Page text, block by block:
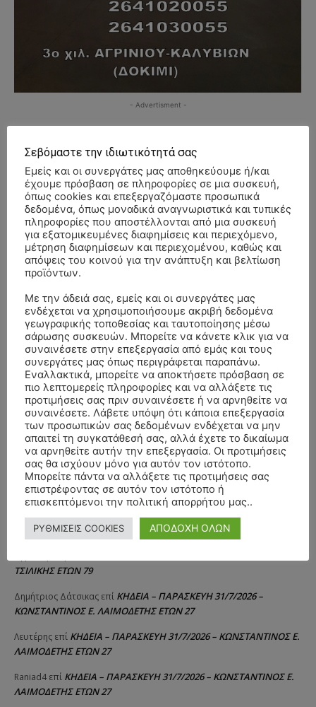
- Advertisment -
ΣΥΛΛΥΠΗΤΗΡΙΑ ΜΗΝΥΜΑΤΑ
Αλέξανδρος ΣέρβοςεπίΚΗΔΕΙΑ – ΣΑΒΒΑΤΟ 25/7/2026 –
ΧΑΡΑΛΑΜΠΟΣ ΚΑΥΚΙΑΣ ΕΤΩΝ 57
ΧΡΙΣΤΙΝΑεπίΚΗΔΕΙΑ – ΤΡΙΤΗ 4/8/2026 – ΧΡΗΣΤΟΣ Α. ΠΑΛΙΟΥΡΑΣ
ΕΤΩΝ 58
Θεόδωρος Νάκοςεπί ΚΗΔΕΙΑ – ΔΕΥΤΕΡΑ 3/8/2026 – ΔΗΜΗΤΡΙΟΣ Σ.
ΤΣΙΛΙΚΗΣ ΕΤΩΝ 79
ΠΑΝΑΓΙΩΤΗΣ IΩΑΚΕΙΜΙΔΗΣεπί ΚΗΔΕΙΑ – ΔΕΥΤΕΡΑ 3/8/2026 –
ΣΠΥΡΙΔΟΥΛΑ Γ. ΣΕΪΤΑΝΙΔΟΥ ΕΤΩΝ 91
ΤΣΙΛΙΚΗΣ ΕΤΩΝ 79
Δημήτριος Δάτσικας επί ΚΗΔΕΙΑ – ΠΑΡΑΣΚΕΥΗ 31/7/2026 –
ΚΩΝΣΤΑΝΤΙΝΟΣ Ε. ΛΑΙΜΟΔΕΤΗΣ ΕΤΩΝ 27
Λευτέρης επί ΚΗΔΕΙΑ – ΠΑΡΑΣΚΕΥΗ 31/7/2026 – ΚΩΝΣΤΑΝΤΙΝΟΣ Ε.
ΛΑΙΜΟΔΕΤΗΣ ΕΤΩΝ 27
Raniad4 επί ΚΗΔΕΙΑ – ΠΑΡΑΣΚΕΥΗ 31/7/2026 – ΚΩΝΣΤΑΝΤΙΝΟΣ Ε.
ΛΑΙΜΟΔΕΤΗΣ ΕΤΩΝ 27
Σεβόμαστε την ιδιωτικότητά σας
Εμείς και οι συνεργάτες μας αποθηκεύουμε ή/και
έχουμε πρόσβαση σε πληροφορίες σε μια συσκευή,
όπως cookies και επεξεργαζόμαστε προσωπικά
δεδομένα, όπως μοναδικά αναγνωριστικά και τυπικές
πληροφορίες που αποστέλλονται από μια συσκευή
για εξατομικευμένες διαφημίσεις και περιεχόμενο,
μέτρηση διαφημίσεων και περιεχομένου, καθώς και
απόψεις του κοινού για την ανάπτυξη και βελτίωση
προϊόντων.
Με την άδειά σας, εμείς και οι συνεργάτες μας
ενδέχεται να χρησιμοποιήσουμε ακριβή δεδομένα
γεωγραφικής τοποθεσίας και ταυτοποίησης μέσω
σάρωσης συσκευών. Μπορείτε να κάνετε κλικ για να
συναινέσετε στην επεξεργασία από εμάς και τους
συνεργάτες μας όπως περιγράφεται παραπάνω.
Εναλλακτικά, μπορείτε να αποκτήσετε πρόσβαση σε
πιο λεπτομερείς πληροφορίες και να αλλάξετε τις
προτιμήσεις σας πριν συναινέσετε ή να αρνηθείτε να
συναινέσετε. Λάβετε υπόψη ότι κάποια επεξεργασία
των προσωπικών σας δεδομένων ενδέχεται να μην
απαιτεί τη συγκατάθεσή σας, αλλά έχετε το δικαίωμα
να αρνηθείτε αυτήν την επεξεργασία. Οι προτιμήσεις
σας θα ισχύουν μόνο για αυτόν τον ιστότοπο.
Μπορείτε πάντα να αλλάξετε τις προτιμήσεις σας
επιστρέφοντας σε αυτόν τον ιστότοπο ή
επισκεπτόμενοι την πολιτική απορρήτου μας..
ΡΥΘΜΙΣΕΙΣ COOKIES ΑΠΟΔΟΧΗ ΟΛΩΝ